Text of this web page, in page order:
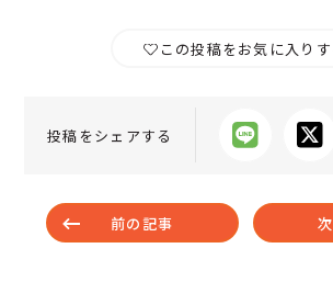
この投稿をお気に入りす
投稿をシェアする
前の記事